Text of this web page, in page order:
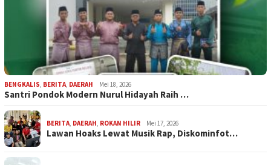
BENGKALIS, BERITA, DAERAH Mei 18, 2026
Santri Pondok Modern Nurul Hidayah Raih …
BERITA, DAERAH, ROKAN HILIR Mei 17, 2026
Lawan Hoaks Lewat Musik Rap, Diskominfot…